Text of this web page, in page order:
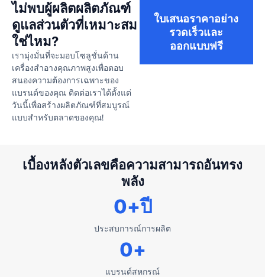
ไม่พบผู้ผลิตผลิตภัณฑ์
ดูแลส่วนตัวที่เหมาะสม
ใช่ไหม?
เรามุ่งมั่นที่จะมอบโซลูชั่นด้าน
เครื่องสำอางคุณภาพสูงเพื่อตอบ
สนองความต้องการเฉพาะของ
แบรนด์ของคุณ ติดต่อเราได้ตั้งแต่
วันนี้เพื่อสร้างผลิตภัณฑ์ที่สมบูรณ์
แบบสำหรับตลาดของคุณ!
ใบเสนอราคาอย่าง
รวดเร็วและ
ออกแบบฟรี
เบื้องหลังตัวเลขคือความสามารถอันทรง
พลัง
ประสบการณ์การผลิต
0+ปี
แบรนด์สหกรณ์
0+